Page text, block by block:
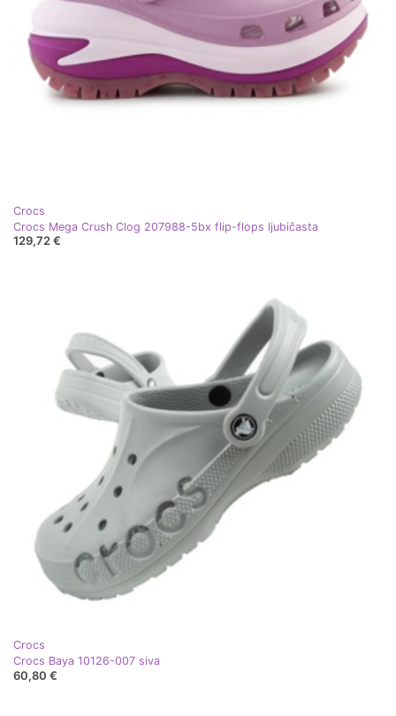
Crocs
Crocs Mega Crush Clog 207988-5bx flip-flops ljubičasta
129,72 €
Crocs
Crocs Baya 10126-007 siva
60,80 €